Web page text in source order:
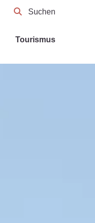
Suchen
Tourismus